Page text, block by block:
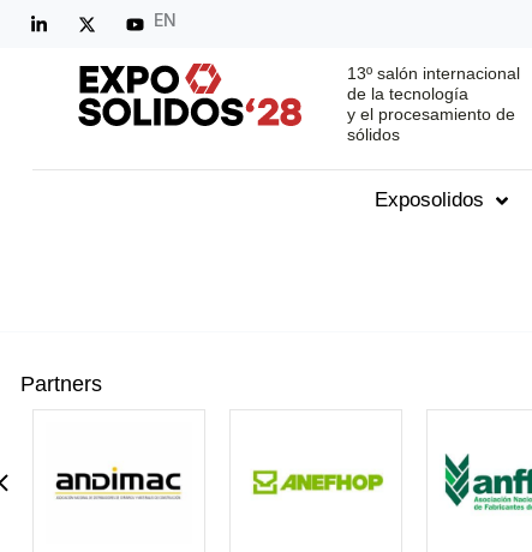
EN
13º salón internacional
de la tecnología
y el procesamiento de
sólidos
Exposolidos
Partners